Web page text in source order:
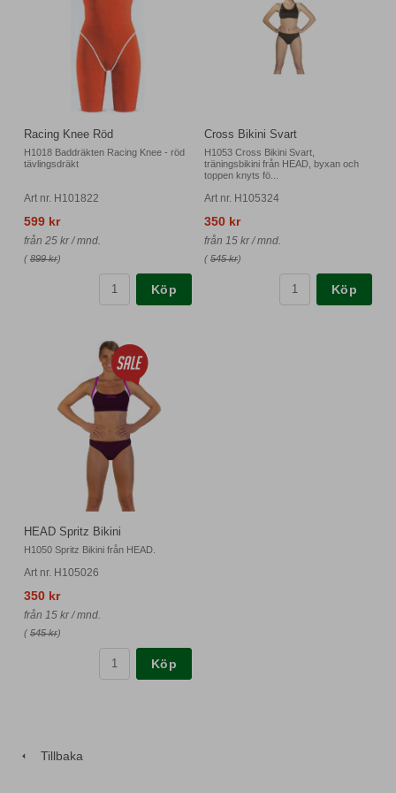
Racing Knee Röd
H1018 Baddräkten Racing Knee - röd
tävlingsdräkt
Art nr. H101822
599 kr
från 25 kr / mnd.
( 899 kr)
Köp
Cross Bikini Svart
H1053 Cross Bikini Svart,
träningsbikini från HEAD, byxan och
toppen knyts fö...
Art nr. H105324
350 kr
från 15 kr / mnd.
( 545 kr)
Köp
HEAD Spritz Bikini
H1050 Spritz Bikini från HEAD.
Art nr. H105026
350 kr
från 15 kr / mnd.
( 545 kr)
Köp
Tillbaka